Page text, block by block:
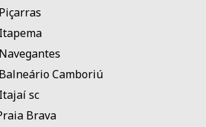
Camboriú
sc
Brava